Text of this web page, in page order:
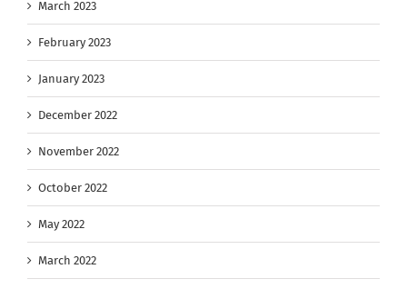
March 2023
February 2023
January 2023
December 2022
November 2022
October 2022
May 2022
March 2022